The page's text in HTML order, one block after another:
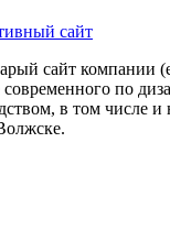
сайт
сайт компании
по
в том числе и